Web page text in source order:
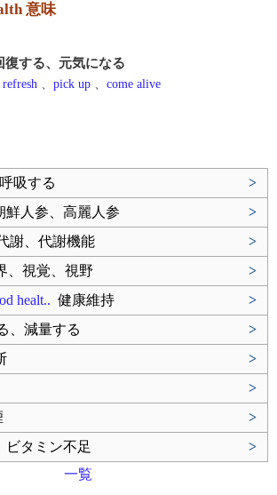
意味
復する、元気になる
refresh 、 pick up 、 come alive
吸する
>
鮮人参、高麗人参
>
謝、代謝機能
>
、視覚、視野
>
healt.. 健康維持
>
、減量する
>
>
>
>
ビタミン不足
>
一覧